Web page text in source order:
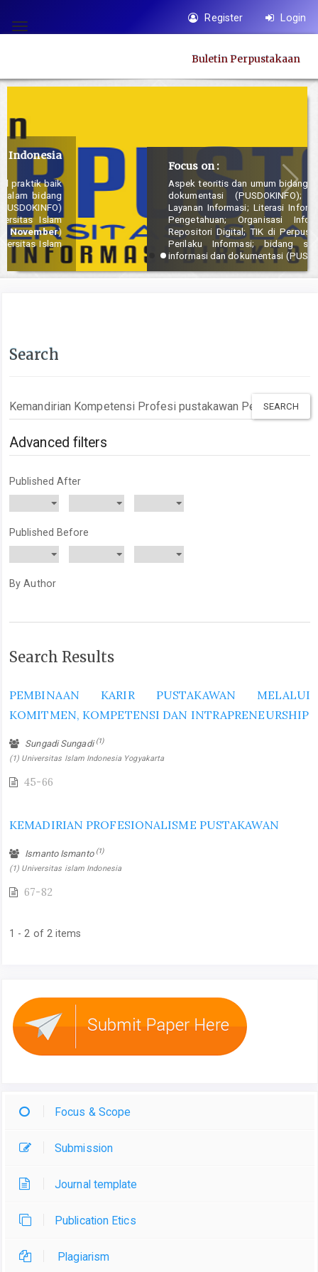
jump
content
Main
Content
Sidebar
Toggle
Register Login
Buletin Perpustakaan
Aspek teoritis dan umum bidang perpustakaan, informasi dan
dokumentasi (PUSDOKINFO); Manajemen Perpustakaan;
Layanan Informasi; Literasi Informasi dan Media; Manajemen
Pengetahuan; Organisasi Informasi; Perpustakaan dan
Repositori Digital; TIK di Perpustakaan; Pencarian Informasi;
Perilaku Informasi; bidang studi terkait perpustakaan,
informasi dan dokumentasi (PUSDOKINFO) lainnya.
Search
Search
articles
for
Advanced filters
Published After
Published Before
By Author
Search Results
PEMBINAAN KARIR PUSTAKAWAN MELALUI
KOMITMEN, KOMPETENSI DAN INTRAPRENEURSHIP
Sungadi Sungadi(1)
(1) Universitas Islam Indonesia Yogyakarta
45-66
KEMADIRIAN PROFESIONALISME PUSTAKAWAN
Ismanto Ismanto (1)
(1) Universitas islam Indonesia
67-82
1 - 2 of 2 items
Focus & Scope
Submission
Journal template
Publication Etics
Plagiarism